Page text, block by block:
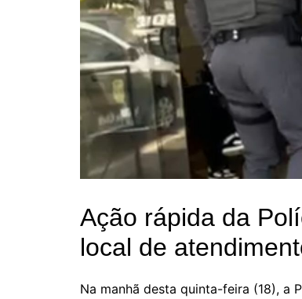
Ação rápida da
local de
Na manhã desta quinta-feira (18), a